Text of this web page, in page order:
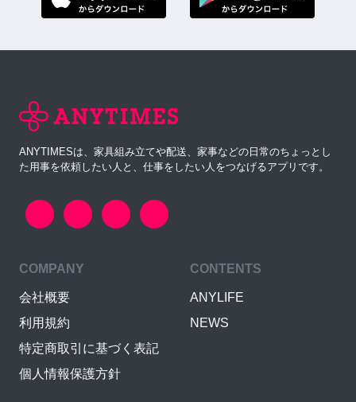
ANYTIMESは、家具組み立てや配送、家事などの日常のちょっとし
た用事を依頼したい人と、仕事をしたい人をつなげるアプリです。
COMPANY
会社概要
利用規約
特定商取引に基づく表記
個人情報保護方針
CONTENTS
ANYLIFE
NEWS